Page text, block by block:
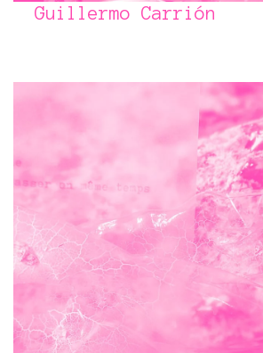
Guillermo Carrión